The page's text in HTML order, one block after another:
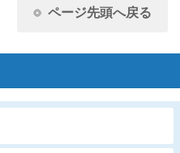
ページ先頭へ戻る